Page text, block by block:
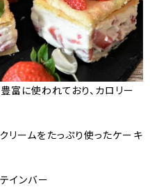
富に使われており、カロリー
リームをたっぷり使ったケーキ
インバー